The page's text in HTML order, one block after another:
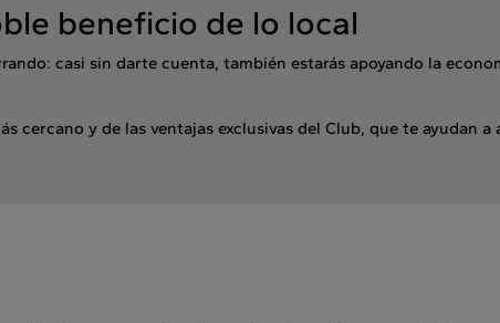
beneficio de lo local
casi sin darte cuenta, también estarás apoyando la
y de las ventajas exclusivas del Club, que te ayudan a